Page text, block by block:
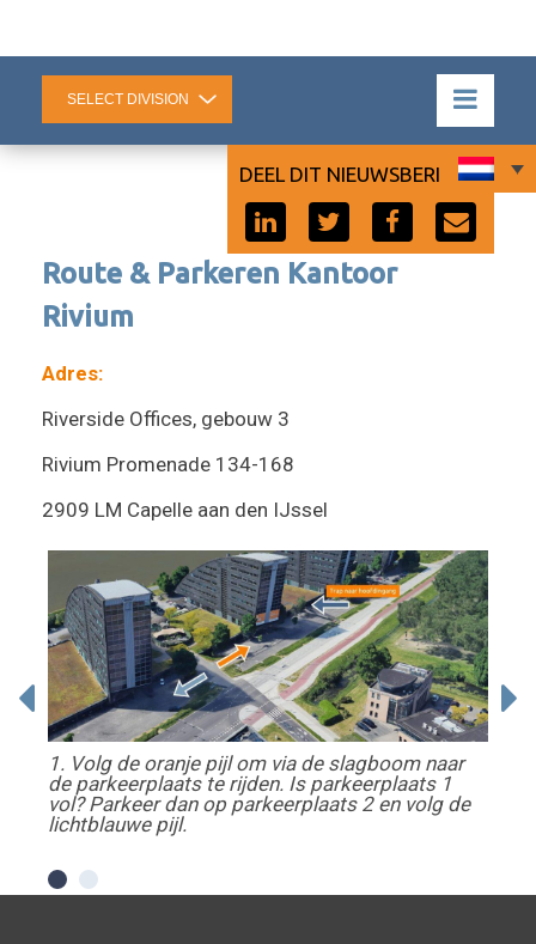
Route & Parkeren Kantoor
Rivium
DEEL DIT NIEUWSBERICHT:
Adres:
Riverside Offices, gebouw 3
Rivium Promenade 134-168
2909 LM Capelle aan den IJssel
1. Volg de oranje pijl om via de slagboom naar
de parkeerplaats te rijden. Is parkeerplaats 1
vol? Parkeer dan op parkeerplaats 2 en volg de
lichtblauwe pijl.